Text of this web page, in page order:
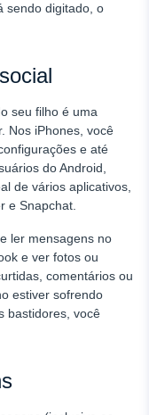
sendo digitado, o
seu filho é uma
Nos iPhones, você
e até
do Android,
de vários aplicativos,
e Snapchat.
ler mensagens no
e ver fotos ou
comentários ou
estiver sofrendo
bastidores, você